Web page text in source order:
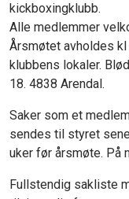
kickboxingklubb.
Alle medlemmer
Årsmøtet avholdes
klubbens lokaler.
18. 4838 Arendal.
Saker som et
sendes til styret
uker før årsmøte. På
Fullstendig sakliste